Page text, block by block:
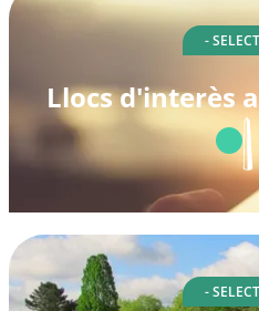
-
Llocs d'interès
-